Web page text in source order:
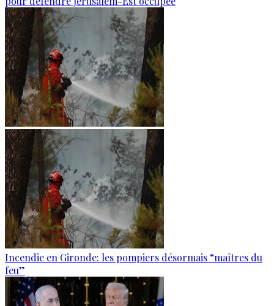
Incendie en Gironde: les pompiers désormais “maîtres du
feu”